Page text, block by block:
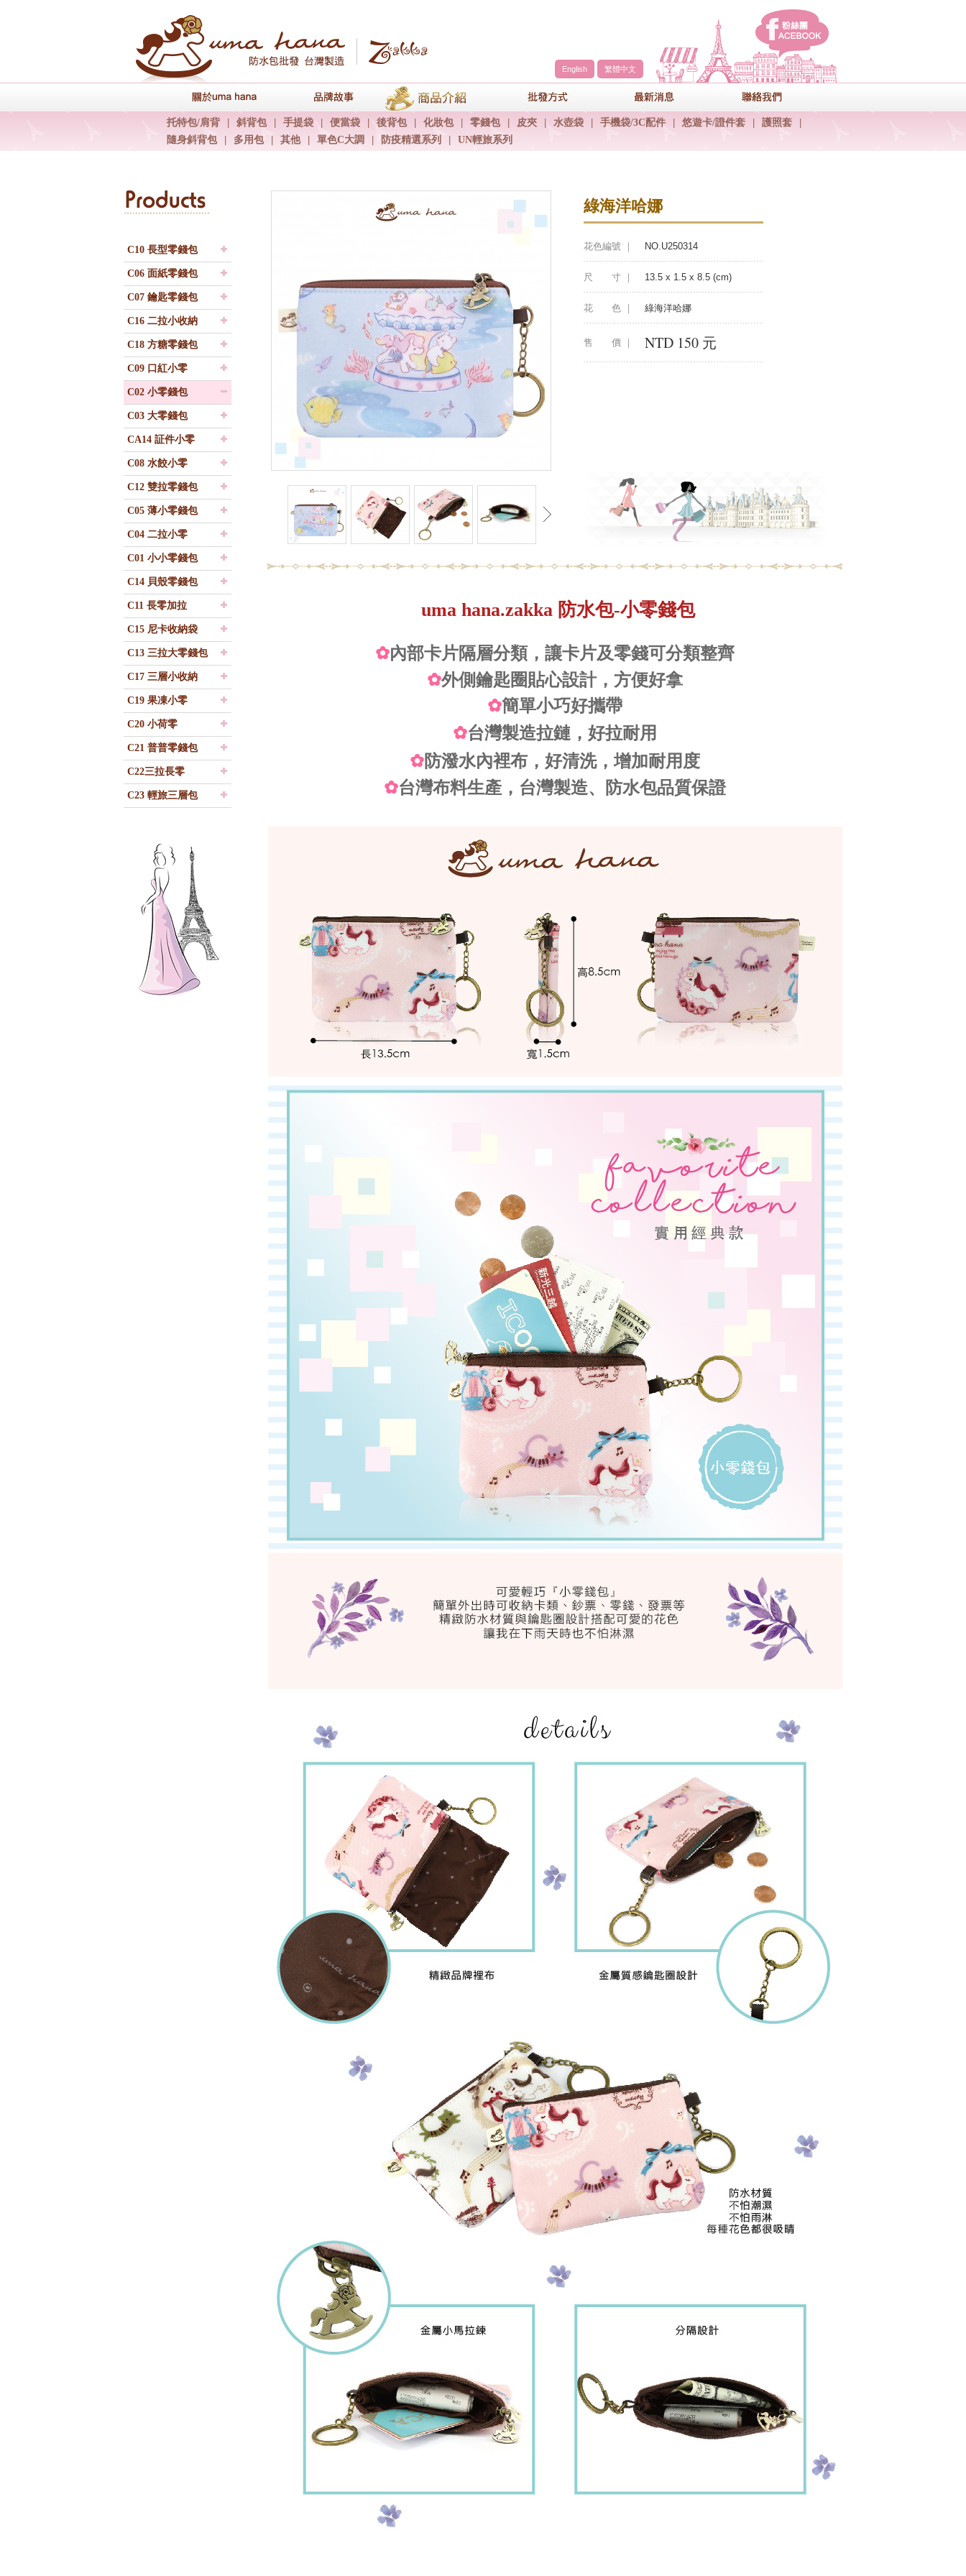
English 繁體中文
關於uma hana 品牌故事
托特包/肩背 斜背包 手提袋 便當袋 後背包 化妝包 零錢包 皮夾 水壺袋 手機袋/3C配件 悠遊卡/證件套 護照套
隨身斜背包
多用包 其他 單色C大調 防疫精選系列 UN輕旅系列
包包批發方式
C10 長型零錢包
C06 面紙零錢包
C07 鑰匙零錢包
C16 二拉小收納
C18 方糖零錢包
C09 口紅小零
C02 小零錢包
C03 大零錢包
CA14 証件小零
C08 水餃小零
C12 雙拉零錢包
C05 薄小零錢包
C04 二拉小零
C01 小小零錢包
C14 貝殼零錢包
C11 長零加拉
C15 尼卡收納袋
C13 三拉大零錢包
C17 三層小收納
C19 果凍小零
C20 小荷零
C21 普普零錢包
C22三拉長零
C23 輕旅三層包
綠海洋哈娜
花色編號 ｜ NO.U250314
尺 寸 ｜ 13.5 x 1.5 x 8.5 (cm)
花 色 ｜ 綠海洋哈娜
售 價 ｜ NTD 150 元
uma hana.zakka 防水包-小零錢包
✿內部卡片隔層分類，讓卡片及零錢可分類整齊
✿外側鑰匙圈貼心設計，方便好拿
✿簡單小巧好攜帶
✿台灣製造拉鏈，好拉耐用
✿防潑水內裡布，好清洗，增加耐用度
✿台灣布料生產，台灣製造、防水包品質保證